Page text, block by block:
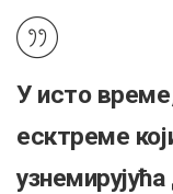
У исто
есктреме